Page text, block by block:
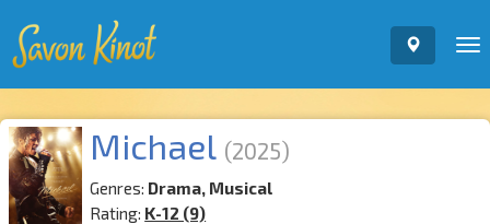
Michael (2025)
Genres: Drama, Musical
Rating: K-12 (9)